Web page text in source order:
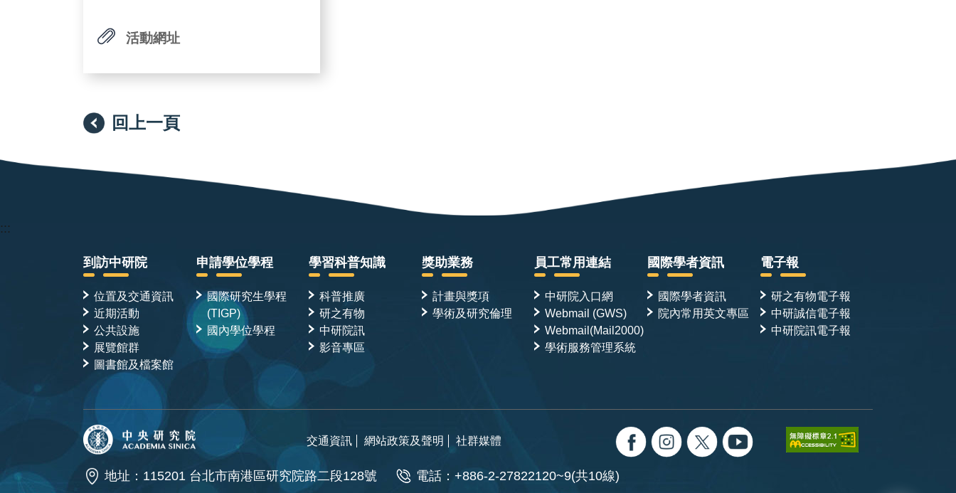
活動網址
回上一頁
:::
到訪中研院
位置及交通資訊
近期活動
公共設施
展覽館群
圖書館及檔案館
申請學位學程
國際研究生學程
(TIGP)
國內學位學程
學習科普知識
科普推廣
研之有物
中研院訊
影音專區
獎助業務
計畫與獎項
學術及研究倫理
員工常用連結
中研院入口網
Webmail (GWS)
Webmail(Mail2000)
學術服務管理系統
國際學者資訊
國際學者資訊
院內常用英文專區
電子報
研之有物電子報
中研誠信電子報
中研院訊電子報
交通資訊 網站政策及聲明 社群媒體
地址：115201 台北市南港區研究院路二段128號 電話：+886-2-27822120~9(共10線)